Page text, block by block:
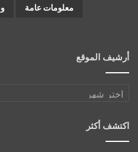
معلومات عامة
أرشيف الموقع
أرشيف
اكتشف أكثر